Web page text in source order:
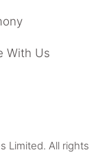
With Us
Limited. All rights